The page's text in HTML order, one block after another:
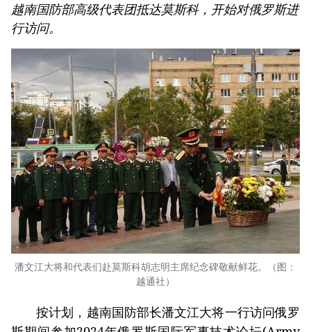
越南国防部高级代表团抵达莫斯科，开始对俄罗斯进
行访问。
潘文江大将和代表们赴莫斯科胡志明主席纪念碑敬献鲜花。（图：
越通社）
按计划，越南国防部长潘文江大将一行访问俄罗